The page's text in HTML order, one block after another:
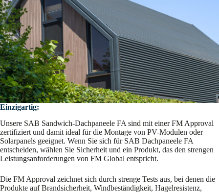
Einzigartig:
Unsere SAB Sandwich-Dachpaneele FA sind mit einer FM Approval
zertifiziert und damit ideal für die Montage von PV-Modulen oder
Solarpanels geeignet. Wenn Sie sich für SAB Dachpaneele FA
entscheiden, wählen Sie Sicherheit und ein Produkt, das den strengen
Leistungsanforderungen von FM Global entspricht.
Die FM Approval zeichnet sich durch strenge Tests aus, bei denen die
Produkte auf Brandsicherheit, Windbeständigkeit, Hagelresistenz,